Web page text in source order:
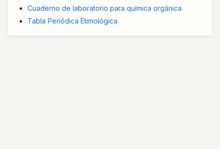
Cuaderno de laboratorio para química orgánica
Tabla Periódica Etimológica